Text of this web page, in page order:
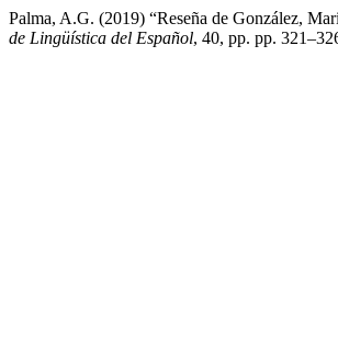
Palma, A.G. (2019) “Reseña de González,
de Lingüística del Español, 40, pp. pp.